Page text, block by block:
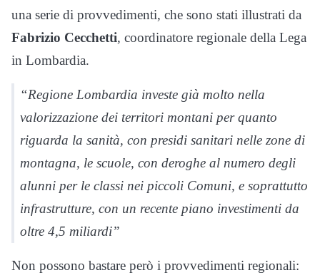
una serie di provvedimenti, che sono stati illustrati da
Fabrizio Cecchetti, coordinatore regionale della Lega
in Lombardia.
“Regione Lombardia investe già molto nella
valorizzazione dei territori montani per quanto
riguarda la sanità, con presidi sanitari nelle zone di
montagna, le scuole, con deroghe al numero degli
alunni per le classi nei piccoli Comuni, e soprattutto
infrastrutture, con un recente piano investimenti da
oltre 4,5 miliardi”
Non possono bastare però i provvedimenti regionali: